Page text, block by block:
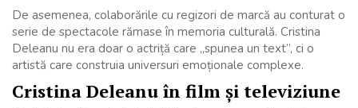
De asemenea, colaborările cu regizori de marcă au conturat o
serie de spectacole rămase în memoria culturală. Cristina
Deleanu nu era doar o actriță care „spunea un text”, ci o
artistă care construia universuri emoționale complexe.
Cristina Deleanu în film și televiziune